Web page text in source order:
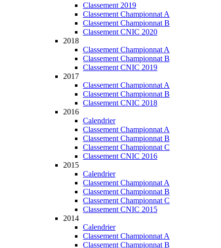
Classement 2019
Classement Championnat A
Classement Championnat B
Classement CNIC 2020
2018
Classement Championnat A
Classement Championnat B
Classement CNIC 2019
2017
Classement Championnat A
Classement Championnat B
Classement CNIC 2018
2016
Calendrier
Classement Championnat A
Classement Championnat B
Classement Championnat C
Classement CNIC 2016
2015
Calendrier
Classement Championnat A
Classement Championnat B
Classement Championnat C
Classement CNIC 2015
2014
Calendrier
Classement Championnat A
Classement Championnat B